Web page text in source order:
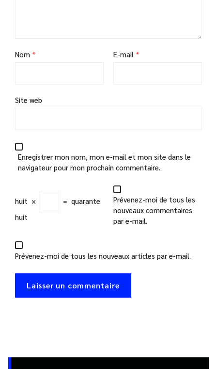
Nom * E-mail *
Site web
Enregistrer mon nom, mon e-mail et mon site dans le
navigateur pour mon prochain commentaire.
huit × = quarante
huit
Prévenez-moi de tous les
nouveaux commentaires
par e-mail.
Prévenez-moi de tous les nouveaux articles par e-mail.